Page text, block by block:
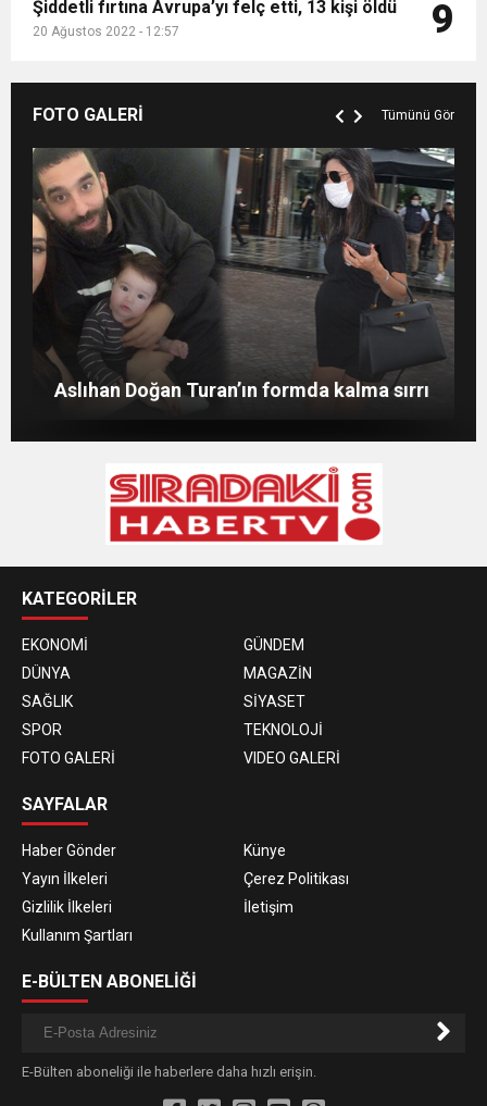
Şiddetli fırtına Avrupa’yı felç etti, 13 kişi öldü
20 Ağustos 2022 - 12:57 9
FOTO GALERİ Tümünü Gör
Evlat mücadelesi veren baba: “Biz
ağlarken HDP’liler düğün yapıyor”
Aslıhan Doğan Turan’ın formda kalma sırrı
Merve Boluğur kahkahalarıyla dikkat çekti
Merve Şarapçıoğlu’dan eski eşi Berk
Oktay’a gönderme
KATEGORİLER
EKONOMİ
GÜNDEM
DÜNYA
MAGAZİN
SAĞLIK
SİYASET
SPOR
TEKNOLOJİ
FOTO GALERİ
VIDEO GALERİ
SAYFALAR
Haber Gönder
Künye
Yayın İlkeleri
Çerez Politikası
Gizlilik İlkeleri
İletişim
Kullanım Şartları
E-BÜLTEN ABONELİĞİ
E-Bülten aboneliği ile haberlere daha hızlı erişin.